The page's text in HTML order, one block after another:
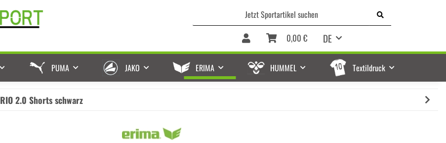
DE
0,00 €
PUMA JAKO ERIMA HUMMEL Textildruck
RIO 2.0 Shorts schwarz